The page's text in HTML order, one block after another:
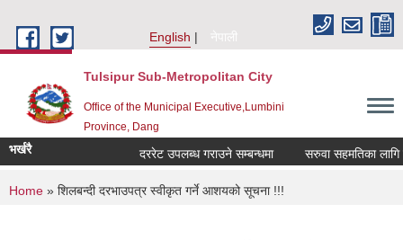
English
नेपाली
Tulsipur Sub-Metropolitan City
Office of the Municipal Executive,Lumbini
Province, Dang
भर्खरै दररेट उपलब्ध गराउने सम्बन्धमा सरुवा सहमतिका लागि
You are here
Home » शिलबन्दी दरभाउपत्र स्वीकृत गर्ने आशयको सूचना !!!